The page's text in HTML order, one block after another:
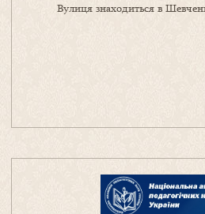
Вулиця знаходиться в